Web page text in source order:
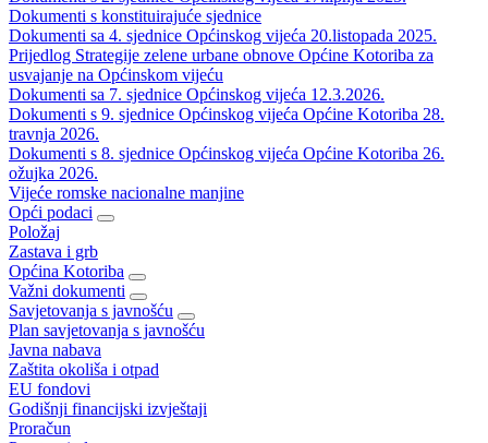
Dokumenti s konstituirajuće sjednice
Dokumenti sa 4. sjednice Općinskog vijeća 20.listopada 2025.
Prijedlog Strategije zelene urbane obnove Općine Kotoriba za
usvajanje na Općinskom vijeću
Dokumenti sa 7. sjednice Općinskog vijeća 12.3.2026.
Dokumenti s 9. sjednice Općinskog vijeća Općine Kotoriba 28.
travnja 2026.
Dokumenti s 8. sjednice Općinskog vijeća Općine Kotoriba 26.
ožujka 2026.
Vijeće romske nacionalne manjine
Opći podaci
Položaj
Zastava i grb
Općina Kotoriba
Važni dokumenti
Savjetovanja s javnošću
Plan savjetovanja s javnošću
Javna nabava
Zaštita okoliša i otpad
EU fondovi
Godišnji financijski izvještaji
Proračun